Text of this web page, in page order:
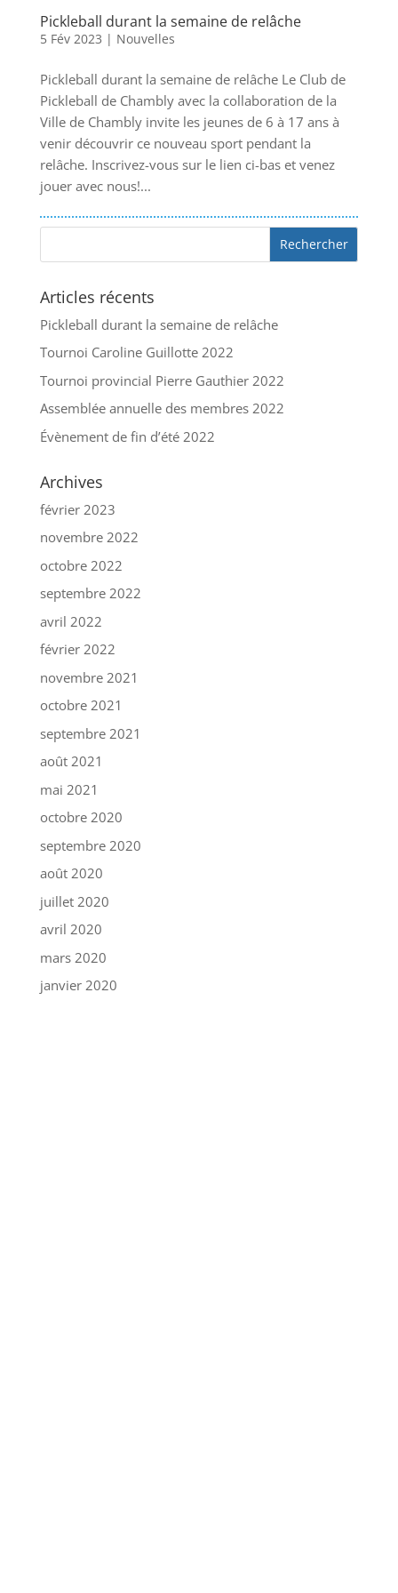
Pickleball durant la semaine de relâche
5 Fév 2023 | Nouvelles
Pickleball durant la semaine de relâche Le Club de
Pickleball de Chambly avec la collaboration de la
Ville de Chambly invite les jeunes de 6 à 17 ans à
venir découvrir ce nouveau sport pendant la
relâche. Inscrivez-vous sur le lien ci-bas et venez
jouer avec nous!...
Articles récents
Pickleball durant la semaine de relâche
Tournoi Caroline Guillotte 2022
Tournoi provincial Pierre Gauthier 2022
Assemblée annuelle des membres 2022
Évènement de fin d’été 2022
Archives
février 2023
novembre 2022
octobre 2022
septembre 2022
avril 2022
février 2022
novembre 2021
octobre 2021
septembre 2021
août 2021
mai 2021
octobre 2020
septembre 2020
août 2020
juillet 2020
avril 2020
mars 2020
janvier 2020